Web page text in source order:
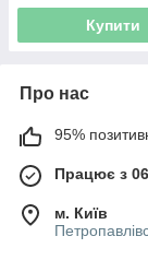
Купити
Про нас
95%
Працює з
м. Київ